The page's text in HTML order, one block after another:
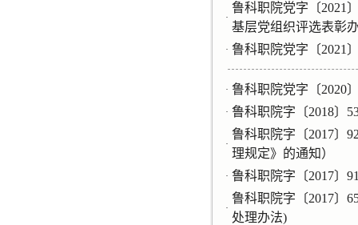
·
鲁科职院党字〔2021
基层党组织评选表彰
· 鲁科职院党字〔2021
· 鲁科职院党字〔2020
· 鲁科职院字〔2018〕
·
鲁科职院字〔2017〕
理规定》的通知）
· 鲁科职院字〔2017〕
·
鲁科职院字〔2017〕
处理办法)